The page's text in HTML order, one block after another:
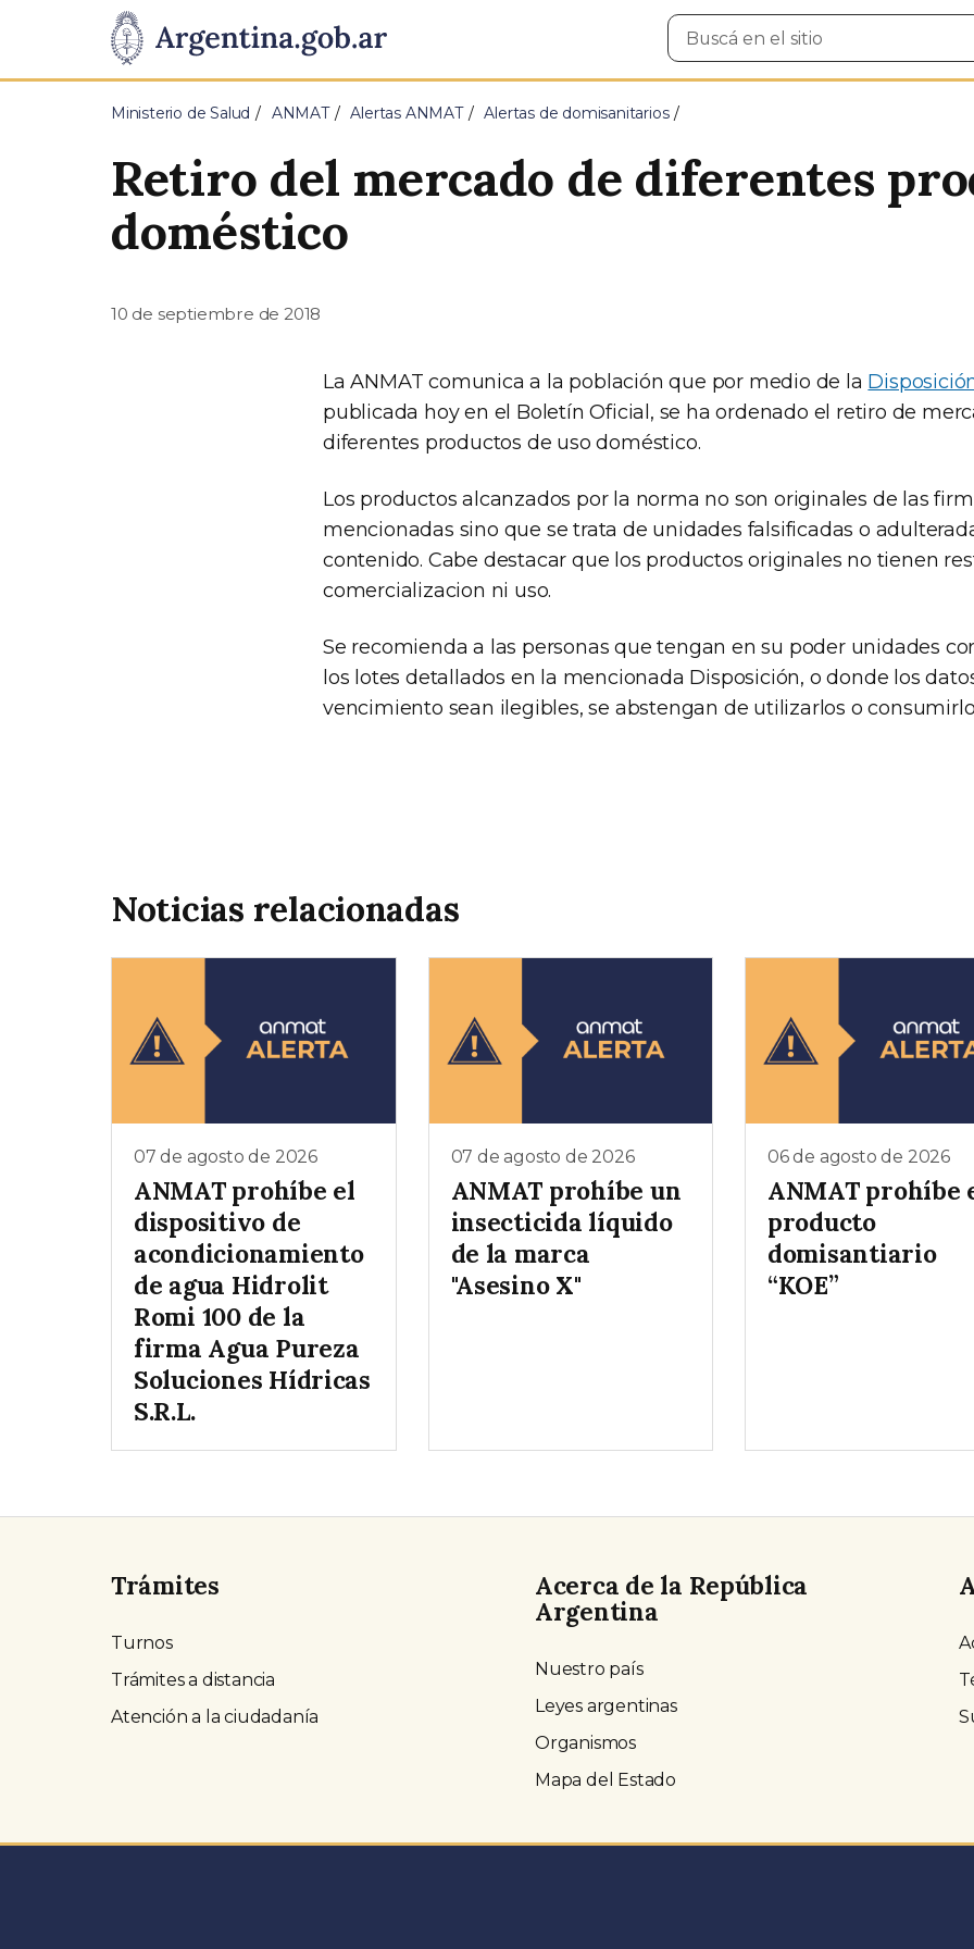
Presidencia
de
Pasar al contenido principal
Buscar
en
Ministerio de Salud ANMAT Alertas ANMAT Alertas de domisanitarios
Retiro del mercado de diferentes
doméstico
10 de septiembre de 2018
La ANMAT comunica a la población que por medio de la
publicada hoy en el Boletín Oficial, se ha ordenado el retiro de
diferentes productos de uso doméstico.
Los productos alcanzados por la norma no son originales de las
mencionadas sino que se trata de unidades falsificadas o
contenido. Cabe destacar que los productos originales no tienen
comercializacion ni uso.
Se recomienda a las personas que tengan en su poder unidades
los lotes detallados en la mencionada Disposición, o donde los
vencimiento sean ilegibles, se abstengan de utilizarlos o
Noticias relacionadas
07 de agosto de 2026
ANMAT prohíbe el
dispositivo de
acondicionamiento
de agua Hidrolit
Romi 100 de la
firma Agua Pureza
Soluciones Hídricas
S.R.L.
07 de agosto de 2026
ANMAT prohíbe un
insecticida líquido
de la marca
"Asesino X"
06 de agosto de 2026
ANMAT prohíbe
producto
domisantiario
“KOE”
Trámites
Turnos
Trámites a distancia
Atención a la ciudadanía
Acerca de la República
Argentina
Nuestro país
Leyes argentinas
Organismos
Mapa del Estado